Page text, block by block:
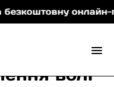
онлайн-гру,
волі